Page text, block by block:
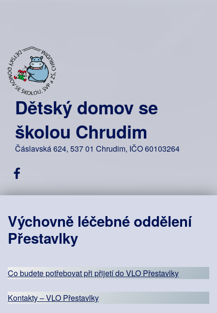
Dětský domov se
školou Chrudim
Čáslavská 624, 537 01 Chrudim, IČO 60103264
Výchovně léčebné oddělení
Přestavlky
Co budete potřebovat při přijetí do VLO Přestavlky
Kontakty – VLO Přestavlky